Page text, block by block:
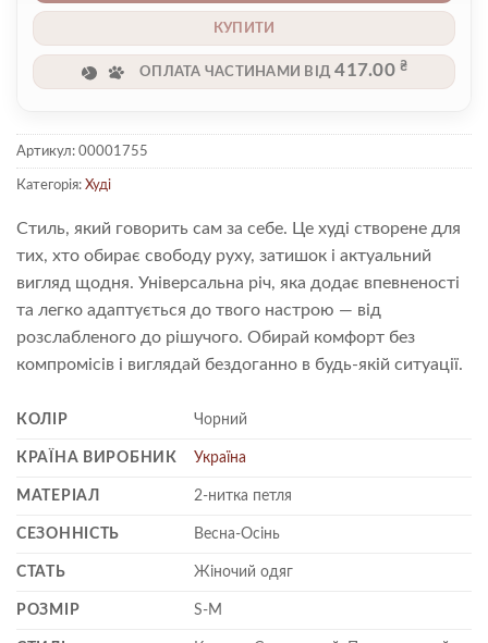
КУПИТИ
ОПЛАТА ЧАСТИНАМИ ВІД417.00₴
Артикул: 00001755
Категорія: Худі
Стиль, який говорить сам за себе. Це худі створене для
тих, хто обирає свободу руху, затишок і актуальний
вигляд щодня. Універсальна річ, яка додає впевненості
та легко адаптується до твого настрою — від
розслабленого до рішучого. Обирай комфорт без
компромісів і виглядай бездоганно в будь-якій ситуації.
КОЛІР Чорний
КРАЇНА ВИРОБНИК Україна
МАТЕРІАЛ 2-нитка петля
СЕЗОННІСТЬ Весна-Осінь
СТАТЬ Жіночий одяг
РОЗМІР S-M